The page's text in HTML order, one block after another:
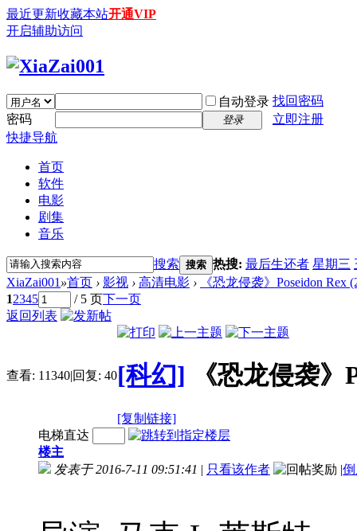
最近更新收藏本站开通VIP
开启辅助访问
自动登录 找回密码
密码
登录
立即注册
快捷导航
首页
软件
电影
剧集
音乐
搜索 搜索 热搜: 最后生还者 星期三
XiaZai001 »首页 › 影视 › 高清电影 ›
《恐龙侵袭》Poseidon Rex
12345 / 5 页下一页
返回列表
查看: 11340|回复: 40[科幻] 《恐龙侵袭》
[复制链接]
电梯直达
楼主
发表于 2016-7-11 09:51:41 | 只看该作者 |